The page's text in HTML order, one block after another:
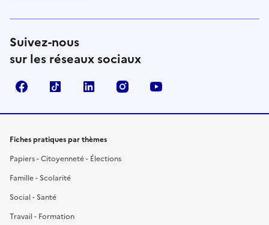
Suivez-nous
sur les réseaux sociaux
FacebookTikTok LinkedIn Instagram
Fiches pratiques par thèmes
Papiers - Citoyenneté - Élections
Famille - Scolarité
Social - Santé
Travail - Formation